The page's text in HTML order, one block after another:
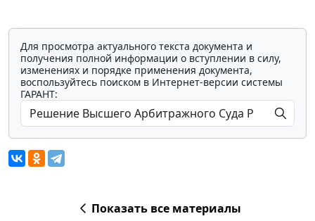
Для просмотра актуального текста документа и
получения полной информации о вступлении в силу,
изменениях и порядке применения документа,
воспользуйтесь поиском в Интернет-версии системы
ГАРАНТ:
Показать все материалы
Мы обрабатываем локальные данные
браузера и используем инструменты
исследований и обзоров. Вы можете